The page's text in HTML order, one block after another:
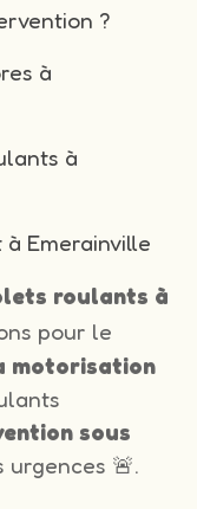
?
à
à
Emerainville
roulants à
pour le
motorisation
sous
urgences 🚨.